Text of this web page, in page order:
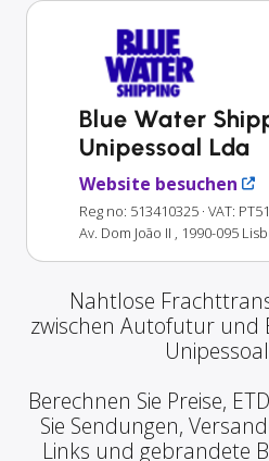
Blue Water
Unipessoal Lda
Website besuchen
Reg no: 513410325 · VAT:
Av. Dom João II , 1990-095
Nahtlose
zwischen Autofutur und
Berechnen Sie Preise,
Sie Sendungen,
Links und gebrandete